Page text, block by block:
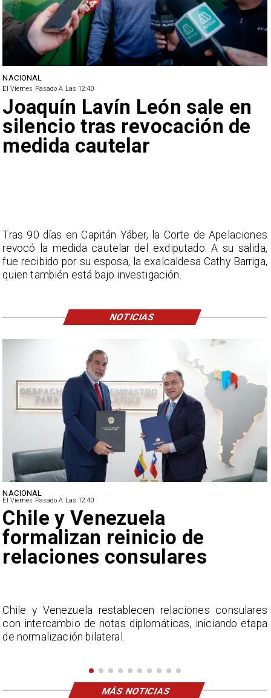
NACIONAL
El Viernes Pasado A Las 12:40
Feriantes rechazan dichos
de Camila Flores sobre
Fabiola Campillai
La Confederación Nacional de Ferias Libres
considera inaceptable que se refieran a
Campillai como 'señora de feria', expresión
NACIONAL
El Viernes Pasado A Las 12:40
Joaquín Lavín León sale en
silencio tras revocación de
medida cautelar
Tras 90 días en Capitán Yáber, la Corte de Apelaciones
revocó la medida cautelar del exdiputado. A su salida,
fue recibido por su esposa, la exalcaldesa Cathy Barriga,
quien también está bajo investigación.
NOTICIAS
MÁS NOTICIAS